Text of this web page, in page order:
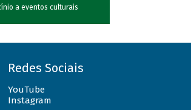
a eventos culturais
Redes Sociais
YouTube
Instagram